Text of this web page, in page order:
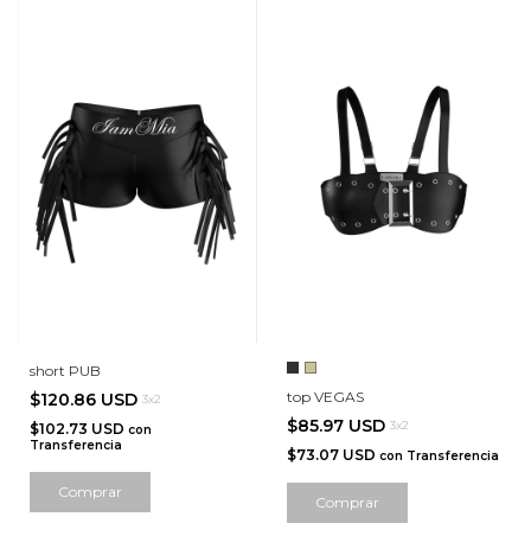
short PUB
$120.86 USD 3x2
$102.73 USD con
Transferencia
Comprar
top VEGAS
$85.97 USD 3x2
$73.07 USD con Transferencia
Comprar